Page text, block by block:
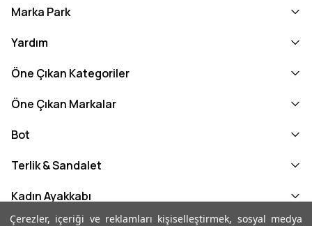
Çerezler, içeriği ve reklamları kişiselleştirmek, sosyal medya
Marka Park
Yardım
Öne Çıkan Kategoriler
Öne Çıkan Markalar
Bot
Terlik & Sandalet
Kadın Ayakkabı